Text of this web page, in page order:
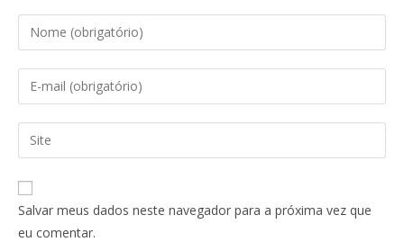
Salvar meus dados neste navegador para a próxima vez que
eu comentar.